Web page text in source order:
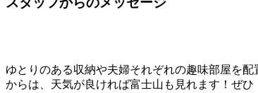
ゆとりのある収納や夫婦それぞれの趣味部屋を
からは、天気が良ければ富士山も見れます！ぜひ